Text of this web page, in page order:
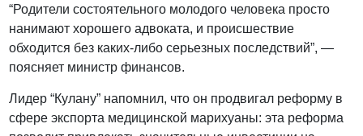
“Родители состоятельного молодого человека просто
нанимают хорошего адвоката, и происшествие
обходится без каких-либо серьезных последствий”, —
поясняет министр финансов.
Лидер “Кулану” напомнил, что он продвигал реформу в
сфере экспорта медицинской марихуаны: эта реформа